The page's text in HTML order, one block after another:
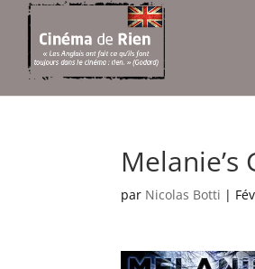
Melanie’s
par Nicolas Botti |